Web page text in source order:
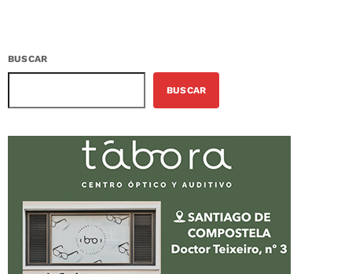
BUSCAR
BUSCAR